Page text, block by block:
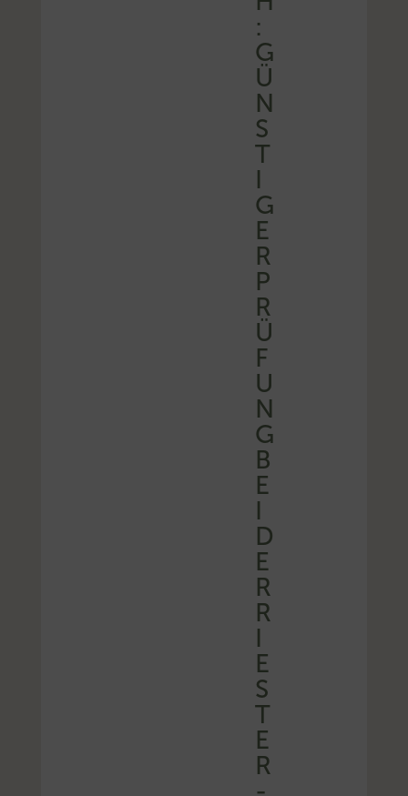
:
G
Ü
N
S
T
I
G
E
R
P
R
Ü
F
U
N
G
B
E
I
D
E
R
R
I
E
S
T
E
R